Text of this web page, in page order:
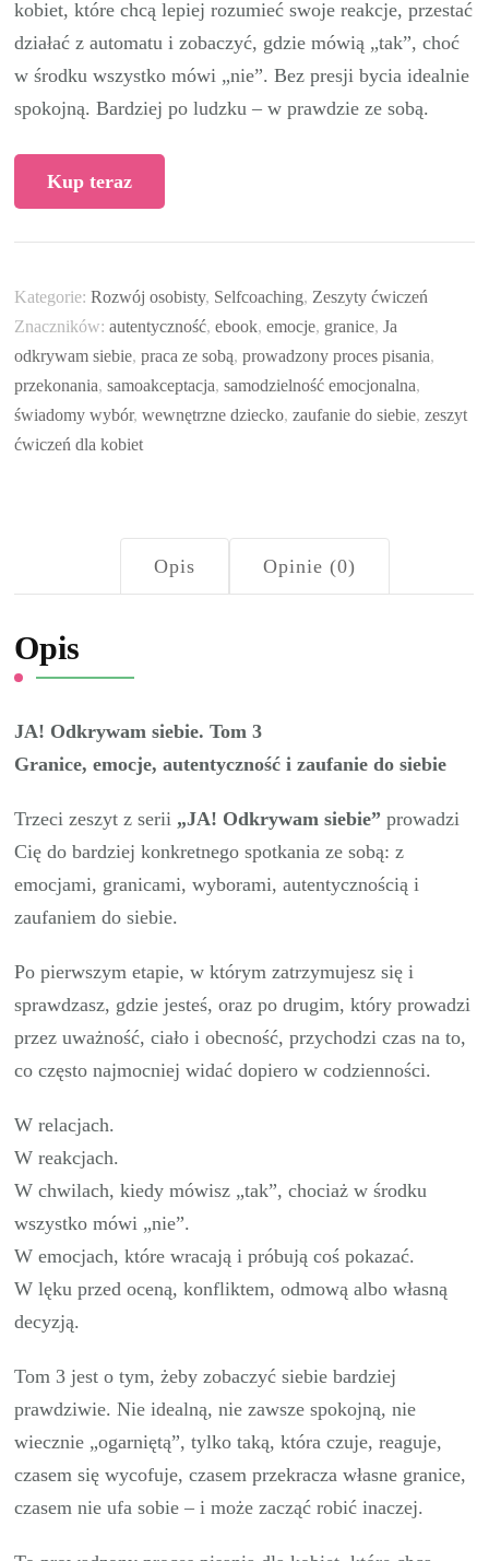
kobiet, które chcą lepiej rozumieć swoje reakcje, przestać
działać z automatu i zobaczyć, gdzie mówią „tak”, choć
w środku wszystko mówi „nie”. Bez presji bycia idealnie
spokojną. Bardziej po ludzku – w prawdzie ze sobą.
Kup teraz
Kategorie:Rozwój osobisty, Selfcoaching, Zeszyty ćwiczeń
Znaczników:autentyczność,ebook,emocje, granice,Ja
odkrywam siebie,praca ze sobą,prowadzony proces pisania,
przekonania,samoakceptacja,samodzielność emocjonalna,
świadomy wybór,wewnętrzne dziecko,zaufanie do siebie,zeszyt
ćwiczeń dla kobiet
Opis Opinie (0)
Opis
JA! Odkrywam siebie. Tom 3
Granice, emocje, autentyczność i zaufanie do siebie
Trzeci zeszyt z serii „JA! Odkrywam siebie” prowadzi
Cię do bardziej konkretnego spotkania ze sobą: z
emocjami, granicami, wyborami, autentycznością i
zaufaniem do siebie.
Po pierwszym etapie, w którym zatrzymujesz się i
sprawdzasz, gdzie jesteś, oraz po drugim, który prowadzi
przez uważność, ciało i obecność, przychodzi czas na to,
co często najmocniej widać dopiero w codzienności.
W relacjach.
W reakcjach.
W chwilach, kiedy mówisz „tak”, chociaż w środku
wszystko mówi „nie”.
W emocjach, które wracają i próbują coś pokazać.
W lęku przed oceną, konfliktem, odmową albo własną
decyzją.
Tom 3 jest o tym, żeby zobaczyć siebie bardziej
prawdziwie. Nie idealną, nie zawsze spokojną, nie
wiecznie „ogarniętą”, tylko taką, która czuje, reaguje,
czasem się wycofuje, czasem przekracza własne granice,
czasem nie ufa sobie – i może zacząć robić inaczej.